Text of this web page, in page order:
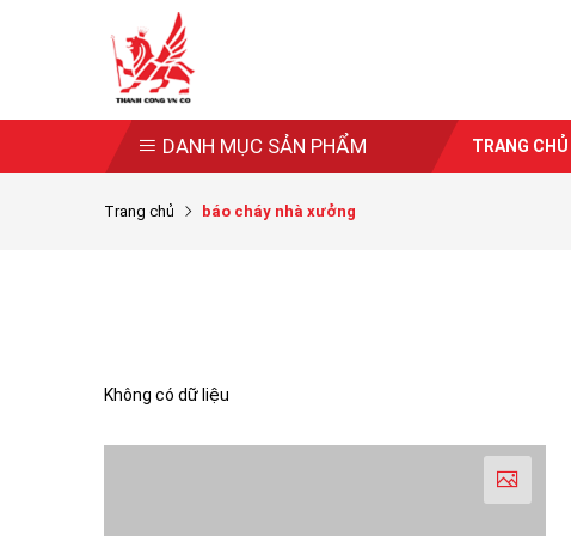
DANH MỤC SẢN PHẨM TRANG CHỦ
Trang chủ báo cháy nhà xưởng
Không có dữ liệu